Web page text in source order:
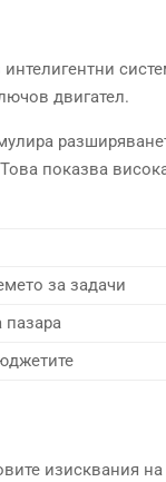
двигател.
показва
за задачи
изисквания на